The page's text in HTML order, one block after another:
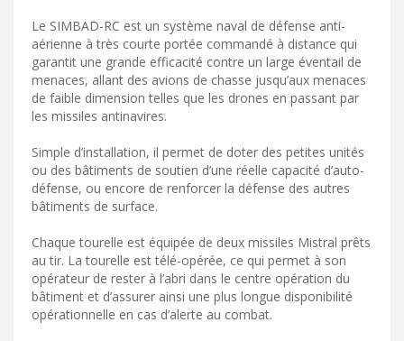
Le SIMBAD-RC est un système naval de défense anti-
aérienne à très courte portée commandé à distance qui
garantit une grande efficacité contre un large éventail de
menaces, allant des avions de chasse jusqu’aux menaces
de faible dimension telles que les drones en passant par
les missiles antinavires.
Simple d’installation, il permet de doter des petites unités
ou des bâtiments de soutien d’une réelle capacité d’auto-
défense, ou encore de renforcer la défense des autres
bâtiments de surface.
Chaque tourelle est équipée de deux missiles Mistral prêts
au tir. La tourelle est télé-opérée, ce qui permet à son
opérateur de rester à l’abri dans le centre opération du
bâtiment et d’assurer ainsi une plus longue disponibilité
opérationnelle en cas d’alerte au combat.